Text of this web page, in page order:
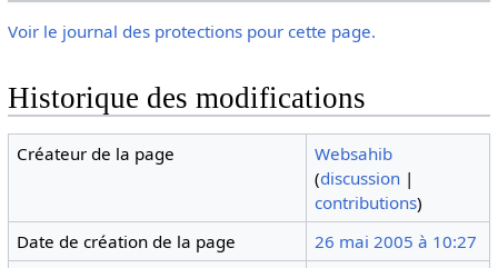
Voir le journal des protections pour cette page.
Historique des modifications
Créateur de la page
Websahib
(discussion |
contributions)
Date de création de la page
26 mai 2005 à 10:27